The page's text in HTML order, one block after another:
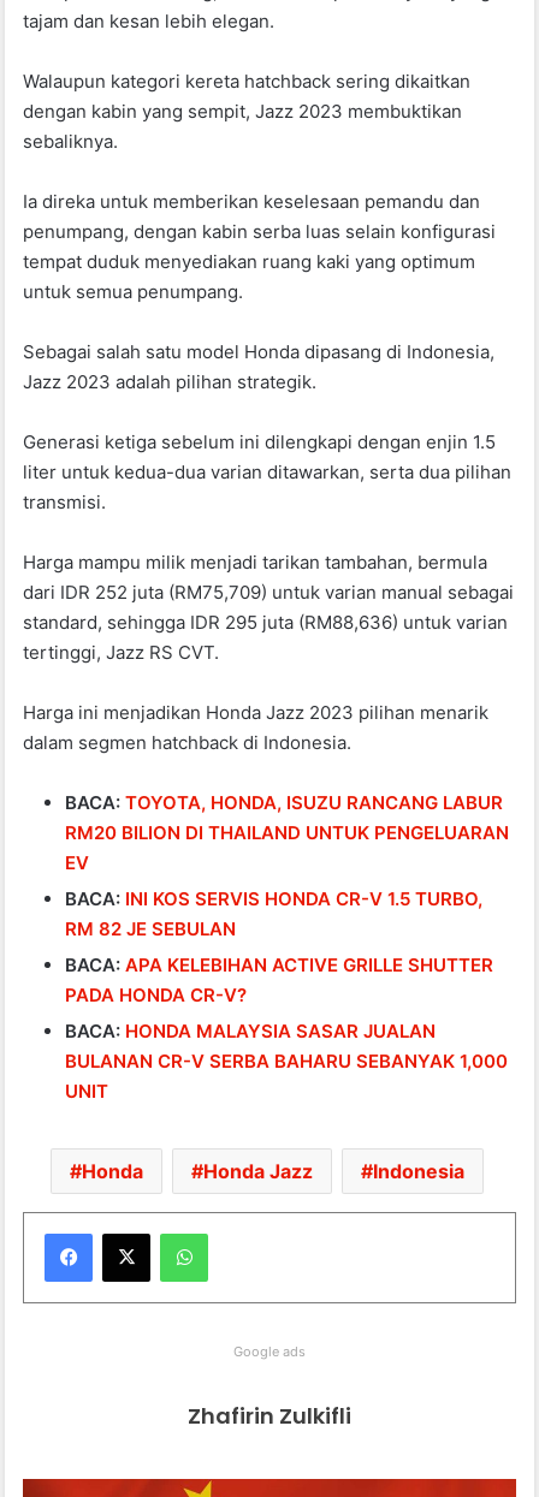
tajam dan kesan lebih elegan.
Walaupun kategori kereta hatchback sering dikaitkan
dengan kabin yang sempit, Jazz 2023 membuktikan
sebaliknya.
Ia direka untuk memberikan keselesaan pemandu dan
penumpang, dengan kabin serba luas selain konfigurasi
tempat duduk menyediakan ruang kaki yang optimum
untuk semua penumpang.
Sebagai salah satu model Honda dipasang di Indonesia,
Jazz 2023 adalah pilihan strategik.
Generasi ketiga sebelum ini dilengkapi dengan enjin 1.5
liter untuk kedua-dua varian ditawarkan, serta dua pilihan
transmisi.
Harga mampu milik menjadi tarikan tambahan, bermula
dari IDR 252 juta (RM75,709) untuk varian manual sebagai
standard, sehingga IDR 295 juta (RM88,636) untuk varian
tertinggi, Jazz RS CVT.
Harga ini menjadikan Honda Jazz 2023 pilihan menarik
dalam segmen hatchback di Indonesia.
BACA:TOYOTA, HONDA, ISUZU RANCANG LABUR
RM20 BILION DI THAILAND UNTUK PENGELUARAN
EV
BACA: INI KOS SERVIS HONDA CR-V 1.5 TURBO,
RM 82 JE SEBULAN
BACA:APA KELEBIHAN ACTIVE GRILLE SHUTTER
PADA HONDA CR-V?
BACA: HONDA MALAYSIA SASAR JUALAN
BULANAN CR-V SERBA BAHARU SEBANYAK 1,000
UNIT
Honda Honda Jazz Indonesia
WhatsApp
Google ads
Zhafirin Zulkifli